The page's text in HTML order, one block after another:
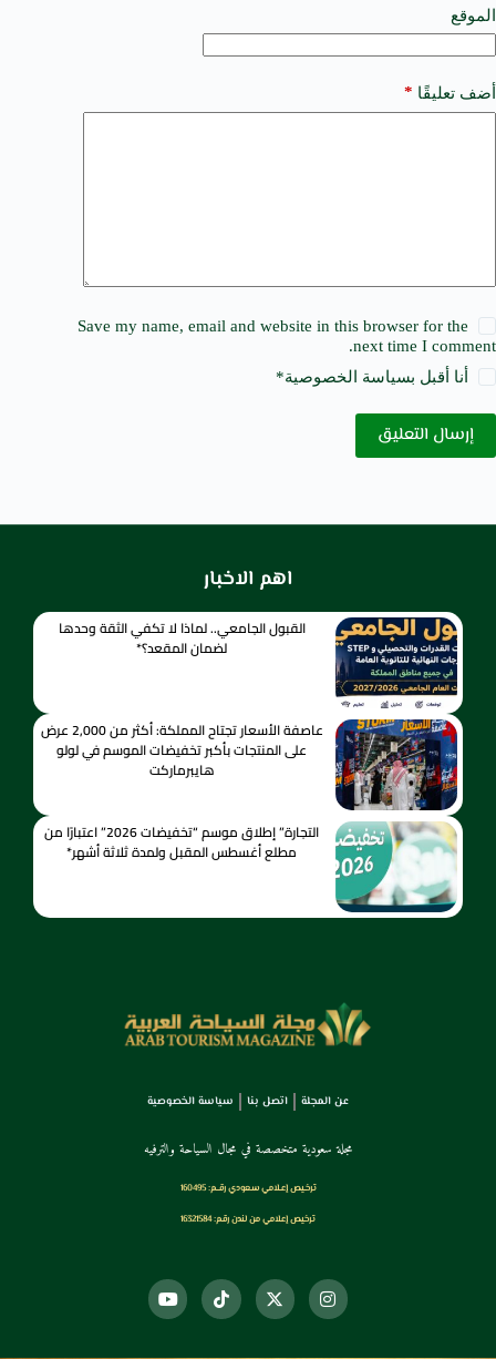
الموقع
أضف تعليقًا *
Save my name, email and website in this browser for the
next time I comment.
أنا أقبل بسياسة الخصوصية*
إرسال التعليق
e
:
اهم الاخبار
القبول الجامعي.. لماذا لا تكفي الثقة وحدها
لضمان المقعد؟*
عاصفة الأسعار تجتاح المملكة: أكثر من 2,000 عرض
على المنتجات بأكبر تخفيضات الموسم في لولو
هايبرماركت
التجارة” إطلاق موسم “تخفيضات 2026” اعتبارًا من
مطلع أغسطس المقبل ولمدة ثلاثة أشهر*
عن المجلة اتصل بنا سياسة الخصوصية
مجلة سعودية متخصصة في مجال السياحة والترفيه
ترخـيص إعـلامي سـعودي رقــم: 160495
ترخيص إعلامي من لندن رقم: 16321584